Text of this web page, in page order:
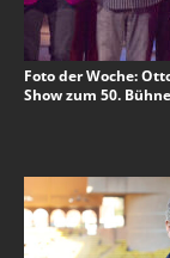
Foto der Woche:
Show zum 50.